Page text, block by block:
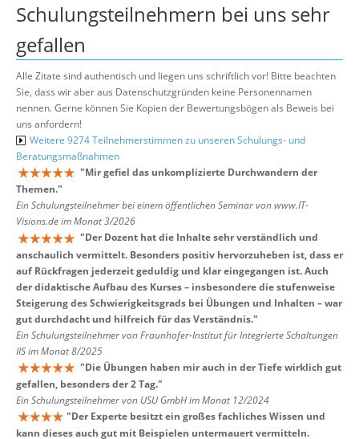
Schulungsteilnehmern bei uns sehr
gefallen
Alle Zitate sind authentisch und liegen uns schriftlich vor! Bitte beachten
Sie, dass wir aber aus Datenschutzgründen keine Personennamen
nennen. Gerne können Sie Kopien der Bewertungsbögen als Beweis bei
uns anfordern!
Weitere 9274 Teilnehmerstimmen zu unseren Schulungs- und
Beratungsmaßnahmen
"Mir gefiel das unkomplizierte Durchwandern der
Themen."
Ein Schulungsteilnehmer bei einem öffentlichen Seminar von www.IT-
Visions.de im Monat 3/2026
"Der Dozent hat die Inhalte sehr verständlich und
anschaulich vermittelt. Besonders positiv hervorzuheben ist, dass er
auf Rückfragen jederzeit geduldig und klar eingegangen ist. Auch
der didaktische Aufbau des Kurses – insbesondere die stufenweise
Steigerung des Schwierigkeitsgrads bei Übungen und Inhalten – war
gut durchdacht und hilfreich für das Verständnis."
Ein Schulungsteilnehmer von Fraunhofer-Institut für Integrierte Schaltungen
IIS im Monat 8/2025
"Die Übungen haben mir auch in der Tiefe wirklich gut
gefallen, besonders der 2 Tag."
Ein Schulungsteilnehmer von USU GmbH im Monat 12/2024
"Der Experte besitzt ein großes fachliches Wissen und
kann dieses auch gut mit Beispielen untermauert vermitteln.